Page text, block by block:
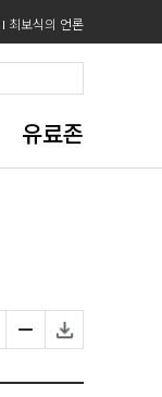
최보식의 언론
유료존